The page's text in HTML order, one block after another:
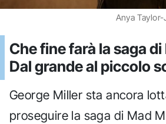
Anya
Che fine farà la saga
Dal grande al piccolo
George Miller sta ancora
proseguire la saga di Mad